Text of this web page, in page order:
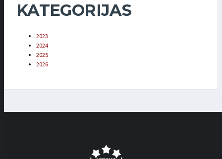
KATEGORIJAS
2023
2024
2025
2026